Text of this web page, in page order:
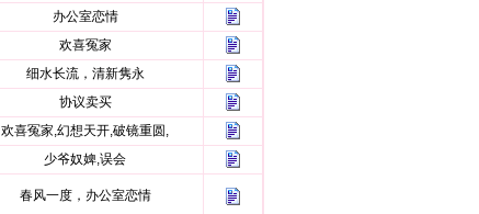
办公室恋情
欢喜冤家
细水长流，清新隽永
协议卖买
欢喜冤家,幻想天开,破镜重圆,
少爷奴婢,误会
春风一度，办公室恋情